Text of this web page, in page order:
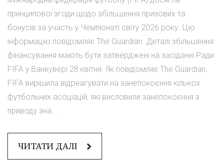
принципової згоди щодо збільшення призових та
бонусів за участь у Чемпіонаті світу 2026 року. Цю
інформацію повідомляє The Guardian. Деталі збільшення
фінансування мають бути затверджені на засіданні Ради
FIFA у Ванкувері 28 квітня. Як повідомляє The Guardian,
FIFA вирішила відреагувати на занепокоєння кількох
футбольних асоціацій, які висловили занепокоєння з
приводу зна...
ЧИТАТИ ДАЛІ